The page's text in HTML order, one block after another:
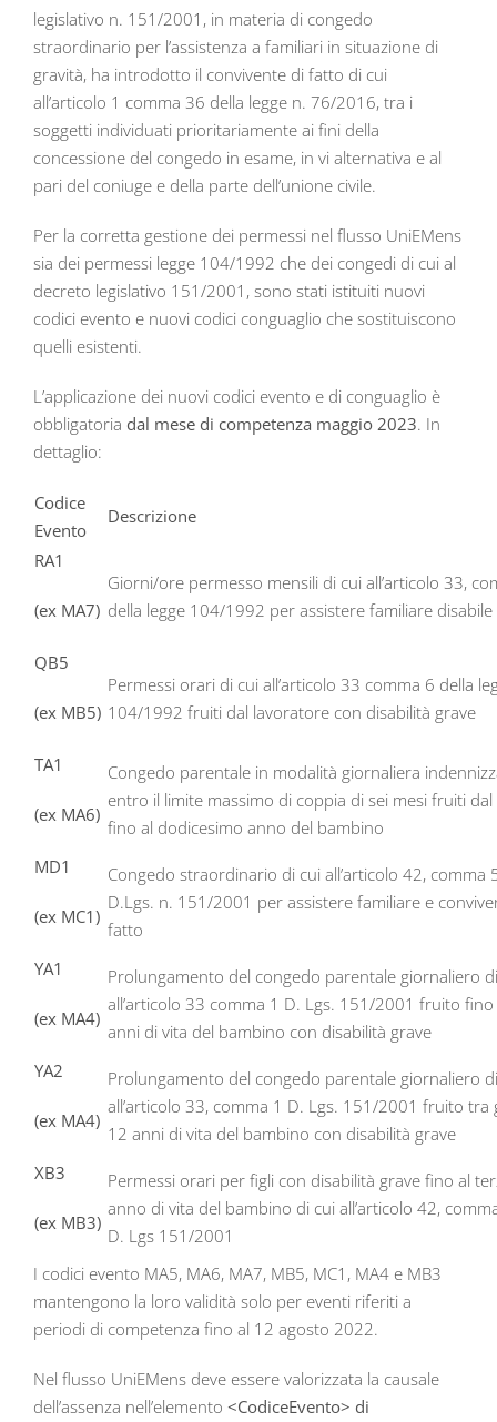
legislativo n. 151/2001, in materia di congedo
straordinario per l’assistenza a familiari in situazione di
gravità, ha introdotto il convivente di fatto di cui
all’articolo 1 comma 36 della legge n. 76/2016, tra i
soggetti individuati prioritariamente ai fini della
concessione del congedo in esame, in vi alternativa e al
pari del coniuge e della parte dell’unione civile.
Per la corretta gestione dei permessi nel flusso UniEMens
sia dei permessi legge 104/1992 che dei congedi di cui al
decreto legislativo 151/2001, sono stati istituiti nuovi
codici evento e nuovi codici conguaglio che sostituiscono
quelli esistenti.
L’applicazione dei nuovi codici evento e di conguaglio è
obbligatoria dal mese di competenza maggio 2023. In
dettaglio:
Codice
Evento
Descrizione
RA1
(ex MA7)
Giorni/ore permesso mensili di cui all’articolo 33,
della legge 104/1992 per assistere familiare disabile
QB5
(ex MB5)
Permessi orari di cui all’articolo 33 comma 6 della
104/1992 fruiti dal lavoratore con disabilità grave
TA1
(ex MA6)
Congedo parentale in modalità giornaliera
entro il limite massimo di coppia di sei mesi fruiti dal
fino al dodicesimo anno del bambino
MD1
(ex MC1)
Congedo straordinario di cui all’articolo 42, comma
D.Lgs. n. 151/2001 per assistere familiare e
fatto
YA1
(ex MA4)
Prolungamento del congedo parentale giornaliero
all’articolo 33 comma 1 D. Lgs. 151/2001 fruito
anni di vita del bambino con disabilità grave
YA2
(ex MA4)
Prolungamento del congedo parentale giornaliero
all’articolo 33, comma 1 D. Lgs. 151/2001 fruito tra
12 anni di vita del bambino con disabilità grave
XB3
(ex MB3)
Permessi orari per figli con disabilità grave fino al
anno di vita del bambino di cui all’articolo 42,
D. Lgs 151/2001
I codici evento MA5, MA6, MA7, MB5, MC1, MA4 e MB3
mantengono la loro validità solo per eventi riferiti a
periodi di competenza fino al 12 agosto 2022.
Nel flusso UniEMens deve essere valorizzata la causale
dell’assenza nell’elemento <CodiceEvento> di